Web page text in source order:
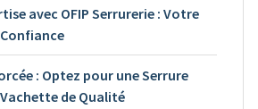
avec OFIP Serrurerie : Votre
: Optez pour une Serrure
de Qualité